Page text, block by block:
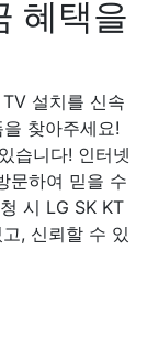
혜택을
설치를 신속
찾아주세요!
습니다! 인터넷
문하여 믿을 수
시 LG SK KT
, 신뢰할 수 있